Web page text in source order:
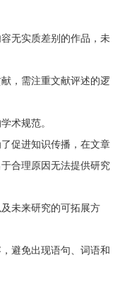
无实质差别的作品，未
，需注重文献评述的逻
术规范。
促进知识传播，在文章
合理原因无法提供研究
未来研究的可拓展方
避免出现语句、词语和